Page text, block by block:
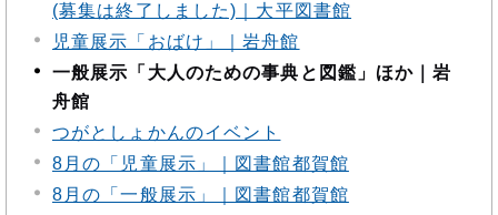
(募集は終了しました)｜大平図書館
児童展示「おばけ」｜岩舟館
一般展示「大人のための事典と図鑑」ほか｜岩
舟館
つがとしょかんのイベント
8月の「児童展示」｜図書館都賀館
8月の「一般展示」｜図書館都賀館